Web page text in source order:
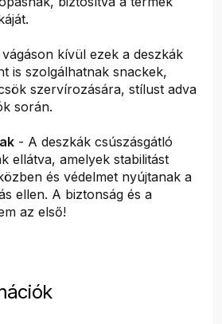
kívül ezek a deszkák
is szolgálhatnak snackek,
szervírozására, stílust adva
során.
- A deszkák csúszásgátló
ellátva, amelyek stabilitást
és védelmet nyújtanak a
ellen. A biztonság és a
az első!